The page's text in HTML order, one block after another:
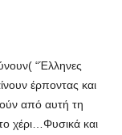
“Έλληνες
έρποντας και
από αυτή τη
χέρι…Φυσικά και